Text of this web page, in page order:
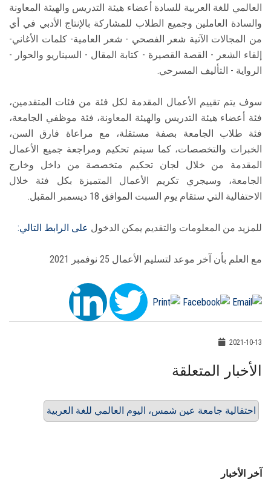
العالمي للغة العربية للسادة أعضاء هيئة التدريس والهيئة المعاونة
والسادة العاملين وجميع الطلاب للمشاركة بالإنتاج الأدبي في أي
من المجالات الآتية شعر الفصحي - شعر العامية- كلمات الأغاني-
إلقاء الشعر - القصة القصيرة - كتابة المقال - السيناريو والحوار -
الرواية - التأليف المسرحي.
سوف يتم تقييم الأعمال المقدمة لكل فئة من فئات المتقدمين،
فئة أعضاء هيئة التدريس والهيئة المعاونة، فئة موظفي الجامعة،
فئة طلاب الجامعة بصفة مستقلة، مع مراعاة فارق السن،
الخبرات والتخصصات، كما سيتم تحكيم ومراجعة جميع الأعمال
المقدمة من خلال لجان تحكيم متخصصة من داخل وخارج
الجامعة، وسيجري تكريم الأعمال المتميزة بكل فئة خلال
الاحتفالية التي ستقام يوم السبت الموافق 18 ديسمبر المقبل.
للمزيد من المعلومات والتقديم يمكن الدخول على الرابط التالي:
مع العلم بأن آخر موعد لتسليم الأعمال 25 نوفمبر 2021
2021-10-13
الأخبار المتعلقة
احتفالية جامعة عين شمس، اليوم العالمي للغة العربية
آخر الأخبار